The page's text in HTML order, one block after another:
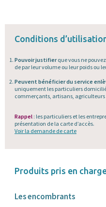
Conditions
Pouvoir justifierque vous ne
de par leur volume ou leur poids ou
Peuvent bénéficier du service
uniquement les particuliers
commerçants, artisans, agriculteurs
Rappel : les particuliers et les
présentation de la carte d’accès.
Voir la demande de carte
Produits pris en
Les encombrants